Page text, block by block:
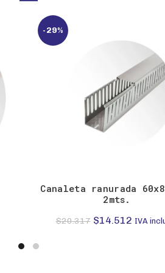
-29%
Canaleta ranurada
2mts.
$20.317 El
$14.512ElIVA